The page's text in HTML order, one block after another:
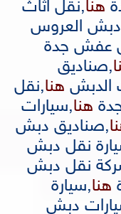
هنا,نقل اثاث
العروس
عفش جدة
,صناديق
الدبش هنا,نقل
هنا,سيارات
,صناديق دبش
نقل دبش
نقل دبش
هنا,سيارة
دبش